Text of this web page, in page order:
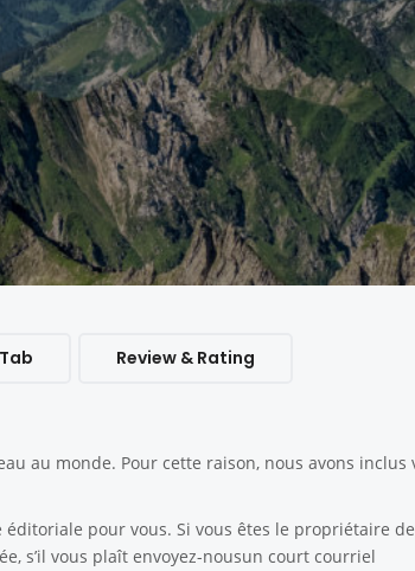
Review & Rating
au monde. Pour cette raison, nous avons inclus
pour vous. Si vous êtes le propriétaire
s’il vous plaît envoyez-nousun court courriel